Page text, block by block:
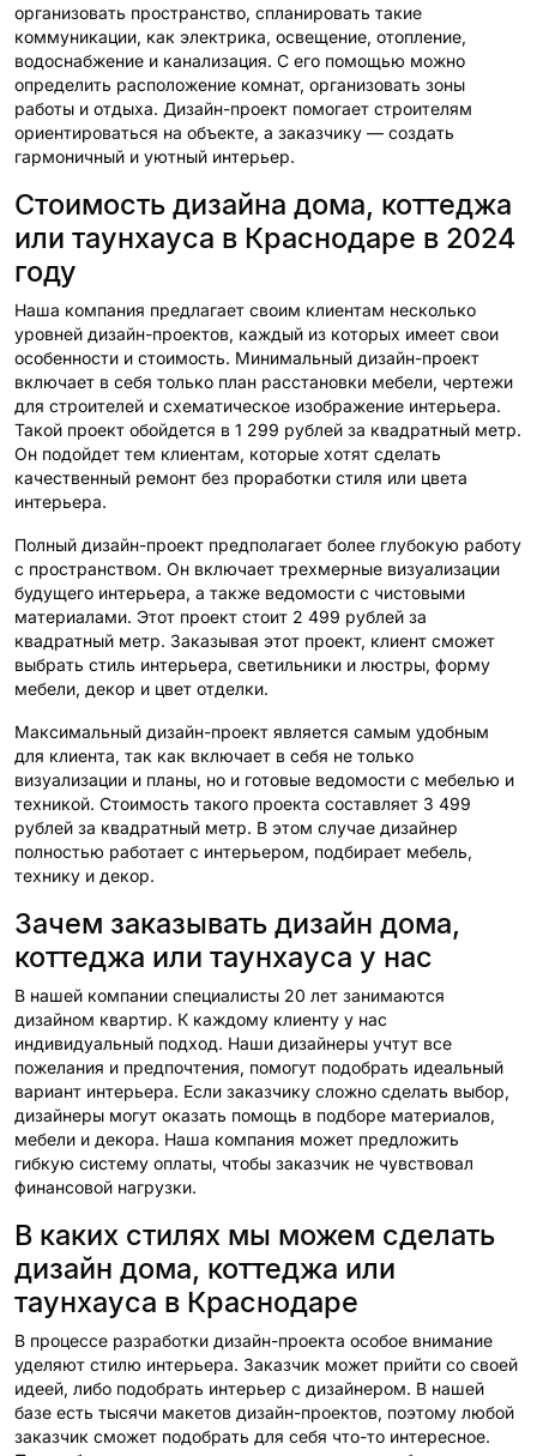
организовать пространство, спланировать такие
коммуникации, как электрика, освещение, отопление,
водоснабжение и канализация. С его помощью можно
определить расположение комнат, организовать зоны
работы и отдыха. Дизайн-проект помогает строителям
ориентироваться на объекте, а заказчику — создать
гармоничный и уютный интерьер.
Стоимость дизайна дома, коттеджа
или таунхауса в Краснодаре в 2024
году
Наша компания предлагает своим клиентам несколько
уровней дизайн-проектов, каждый из которых имеет свои
особенности и стоимость. Минимальный дизайн-проект
включает в себя только план расстановки мебели, чертежи
для строителей и схематическое изображение интерьера.
Такой проект обойдется в 1 299 рублей за квадратный метр.
Он подойдет тем клиентам, которые хотят сделать
качественный ремонт без проработки стиля или цвета
интерьера.
Полный дизайн-проект предполагает более глубокую работу
с пространством. Он включает трехмерные визуализации
будущего интерьера, а также ведомости с чистовыми
материалами. Этот проект стоит 2 499 рублей за
квадратный метр. Заказывая этот проект, клиент сможет
выбрать стиль интерьера, светильники и люстры, форму
мебели, декор и цвет отделки.
Максимальный дизайн-проект является самым удобным
для клиента, так как включает в себя не только
визуализации и планы, но и готовые ведомости с мебелью и
техникой. Стоимость такого проекта составляет 3 499
рублей за квадратный метр. В этом случае дизайнер
полностью работает с интерьером, подбирает мебель,
технику и декор.
Зачем заказывать дизайн дома,
коттеджа или таунхауса у нас
В нашей компании специалисты 20 лет занимаются
дизайном квартир. К каждому клиенту у нас
индивидуальный подход. Наши дизайнеры учтут все
пожелания и предпочтения, помогут подобрать идеальный
вариант интерьера. Если заказчику сложно сделать выбор,
дизайнеры могут оказать помощь в подборе материалов,
мебели и декора. Наша компания может предложить
гибкую систему оплаты, чтобы заказчик не чувствовал
финансовой нагрузки.
В каких стилях мы можем сделать
дизайн дома, коттеджа или
таунхауса в Краснодаре
В процессе разработки дизайн-проекта особое внимание
уделяют стилю интерьера. Заказчик может прийти со своей
идеей, либо подобрать интерьер с дизайнером. В нашей
базе есть тысячи макетов дизайн-проектов, поэтому любой
заказчик сможет подобрать для себя что-то интересное.